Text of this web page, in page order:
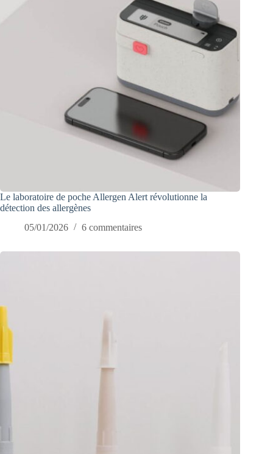
Le laboratoire de poche Allergen Alert révolutionne la
détection des allergènes
05/01/2026
6 commentaires